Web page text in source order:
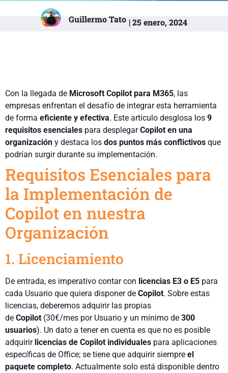
Guillermo Tato | 25 enero, 2024
Con la llegada de Microsoft Copilot para M365, las
empresas enfrentan el desafío de integrar esta herramienta
de forma eficiente y efectiva. Este artículo desglosa los 9
requisitos esenciales para desplegarCopilot en una
organización y destaca los dos puntos más conflictivos que
podrían surgir durante su implementación.
Requisitos Esenciales para
la Implementación de
Copilot en nuestra
Organización
1. Licenciamiento
De entrada, es imperativo contar con licencias E3 o E5 para
cada Usuario que quiera disponer de Copilot. Sobre estas
licencias, deberemos adquirir las propias
de Copilot (30€/mes por Usuario y un mínimo de 300
usuarios). Un dato a tener en cuenta es que no es posible
adquirir licencias de Copilot individuales para aplicaciones
específicas de Office; se tiene que adquirir siempre el
paquete completo. Actualmente solo está disponible dentro